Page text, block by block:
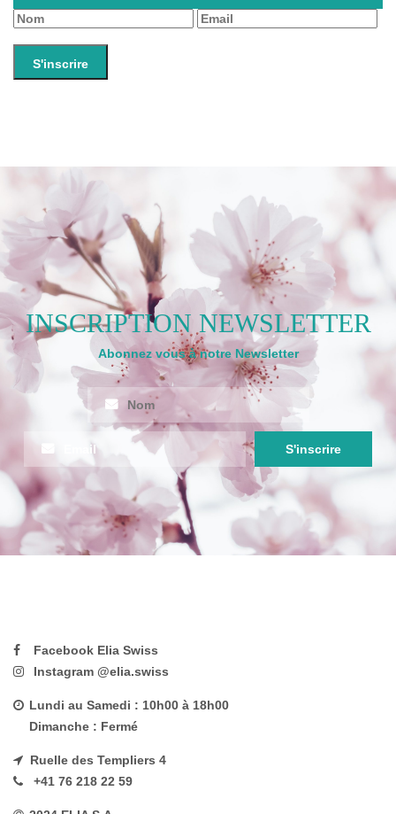
INSCRIPTION NEWSLETTER
Abonnez vous à notre Newsletter
Facebook Elia Swiss
Instagram @elia.swiss
Lundi au Samedi : 10h00 à 18h00
Dimanche : Fermé
Ruelle des Templiers 4
+41 76 218 22 59